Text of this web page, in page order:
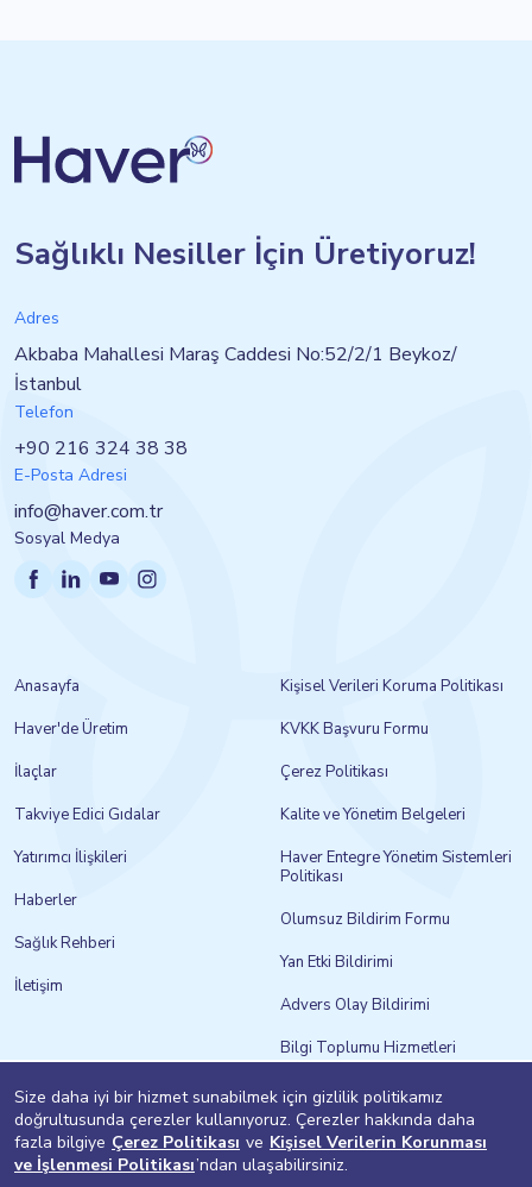
Sağlıklı Nesiller İçin Üretiyoruz!
Adres
Akbaba Mahallesi Maraş Caddesi No:52/2/1 Beykoz/
İstanbul
Telefon
+90 216 324 38 38
E-Posta Adresi
info@haver.com.tr
Sosyal Medya
Anasayfa
Haver'de Üretim
İlaçlar
Takviye Edici Gıdalar
Yatırımcı İlişkileri
Haberler
Sağlık Rehberi
İletişim
Kişisel Verileri Koruma Politikası
KVKK Başvuru Formu
Çerez Politikası
Kalite ve Yönetim Belgeleri
Haver Entegre Yönetim Sistemleri
Politikası
Olumsuz Bildirim Formu
Yan Etki Bildirimi
Advers Olay Bildirimi
Bilgi Toplumu Hizmetleri
Size daha iyi bir hizmet sunabilmek için gizlilik politikamız
doğrultusunda çerezler kullanıyoruz. Çerezler hakkında daha
fazla bilgiye Çerez Politikası ve Kişisel Verilerin Korunması
ve İşlenmesi Politikası’ndan ulaşabilirsiniz.